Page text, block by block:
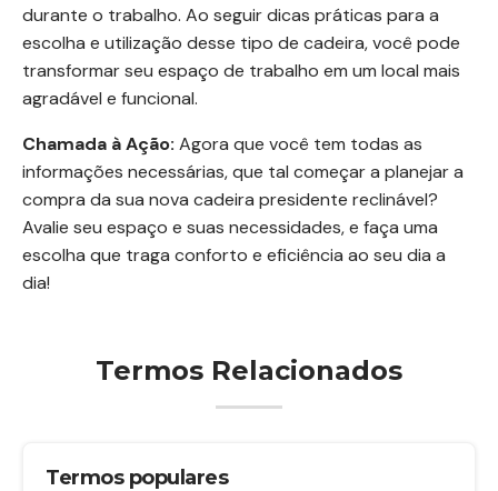
durante o trabalho. Ao seguir dicas práticas para a
escolha e utilização desse tipo de cadeira, você pode
transformar seu espaço de trabalho em um local mais
agradável e funcional.
Chamada à Ação: Agora que você tem todas as
informações necessárias, que tal começar a planejar a
compra da sua nova cadeira presidente reclinável?
Avalie seu espaço e suas necessidades, e faça uma
escolha que traga conforto e eficiência ao seu dia a
dia!
Termos Relacionados
Termos populares